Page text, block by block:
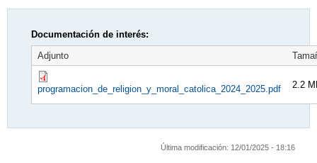
Documentación de interés:
Adjunto
programacion_de_religion_y_moral_catolica_2024_2025.pdf 2.2
Última modificación: 12/01/2025 - 18:16